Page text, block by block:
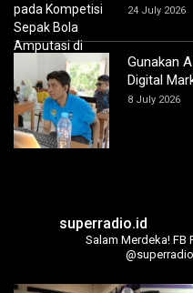
24 July 2026
Gunakan
Digital
8 July 2026
superradio.id
Salam Merdeka! FB